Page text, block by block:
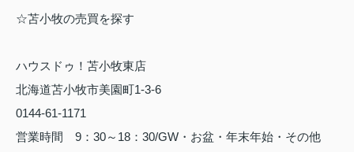
☆苫小牧の売買を探す
ハウスドゥ！苫小牧東店
北海道苫小牧市美園町1-3-6
0144-61-1171
営業時間 9 ： 30～ 18 ： 30/GW ・お盆・年末年始・その他